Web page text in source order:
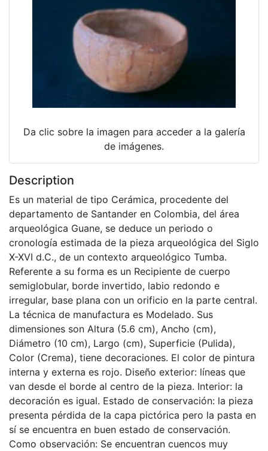
Da clic sobre la imagen para acceder a la galería
de imágenes.
Description
Es un material de tipo Cerámica, procedente del
departamento de Santander en Colombia, del área
arqueológica Guane, se deduce un periodo o
cronología estimada de la pieza arqueológica del Siglo
X-XVI d.C., de un contexto arqueológico Tumba.
Referente a su forma es un Recipiente de cuerpo
semiglobular, borde invertido, labio redondo e
irregular, base plana con un orificio en la parte central.
La técnica de manufactura es Modelado. Sus
dimensiones son Altura (5.6 cm), Ancho (cm),
Diámetro (10 cm), Largo (cm), Superficie (Pulida),
Color (Crema), tiene decoraciones. El color de pintura
interna y externa es rojo. Diseño exterior: líneas que
van desde el borde al centro de la pieza. Interior: la
decoración es igual. Estado de conservación: la pieza
presenta pérdida de la capa pictórica pero la pasta en
sí se encuentra en buen estado de conservación.
Como observación: Se encuentran cuencos muy